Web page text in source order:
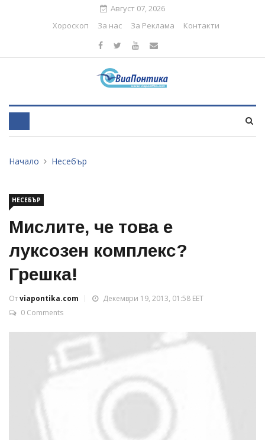
Август 07, 2026
Хороскоп
За нас За Реклама Контакти
Начало Несебър
НЕСЕБЪР
Мислите, че това е
луксозен комплекс?
Грешка!
Отviapontika.com
Декември 19, 2013, 01:58 EET
0 Comments